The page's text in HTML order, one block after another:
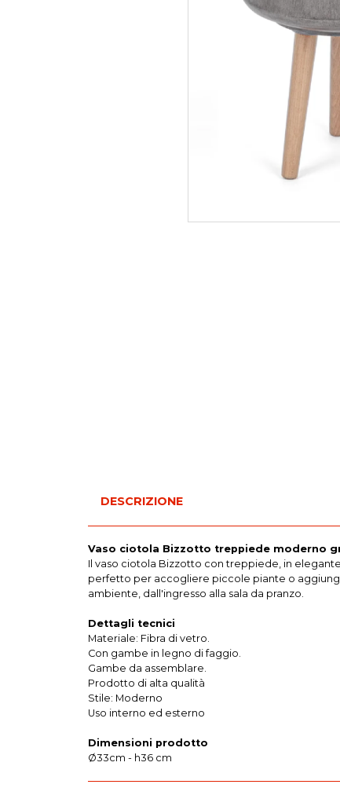
DESCRIZIONE
Vaso ciotola Bizzotto treppiede moderno
Il vaso ciotola Bizzotto con treppiede, in
perfetto per accogliere piccole piante o
ambiente, dall'ingresso alla sala da pranzo.
Dettagli tecnici
Materiale: Fibra di vetro.
Con gambe in legno di faggio.
Gambe da assemblare.
Prodotto di alta qualità
Stile: Moderno
Uso interno ed esterno
Dimensioni prodotto
Ø33cm - h36 cm